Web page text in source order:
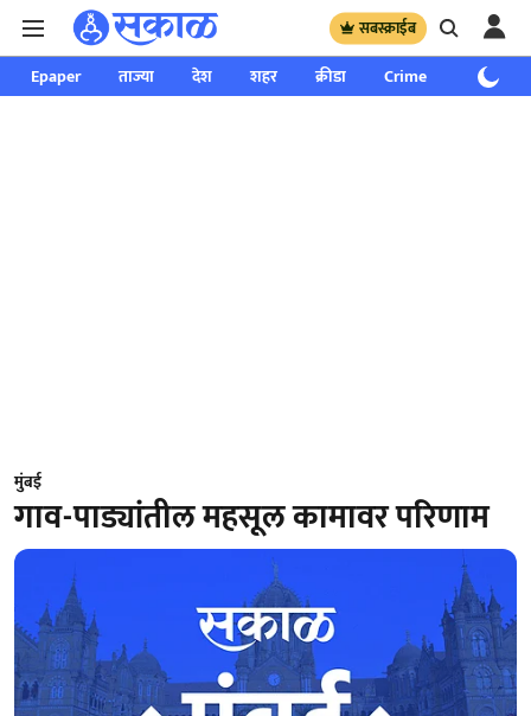
सबस्क्राईब
Epaper ताज्या देश शहर क्रीडा Crime साप्ताहिक
मुंबई
गाव-पाड्यांतील महसूल कामावर परिणाम